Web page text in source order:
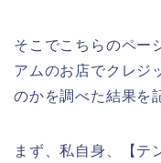
そこでこちらのペー
アムのお店でクレジ
のかを調べた結果を
まず、私自身、【テ